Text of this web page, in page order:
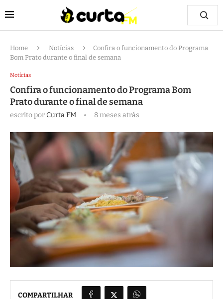
Home Notícias
Confira o funcionamento do Programa
Bom Prato durante o final de semana
Notícias
Confira o funcionamento do Programa Bom
Prato durante o final de semana
escrito porCurta FM 8 meses atrás
COMPARTILHAR